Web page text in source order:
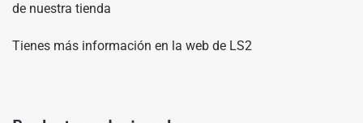
de nuestra tienda
Tienes más información en la web de LS2